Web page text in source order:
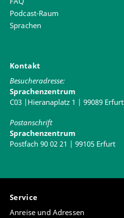
Podcast-Raum
Sprachen
Kontakt
Besucheradresse:
Sprachenzentrum
C03 |Hieranaplatz 1 | 99089 Erfurt
Postanschrift
Sprachenzentrum
Postfach 90 02 21 | 99105 Erfurt
Service
Anreise und Adressen